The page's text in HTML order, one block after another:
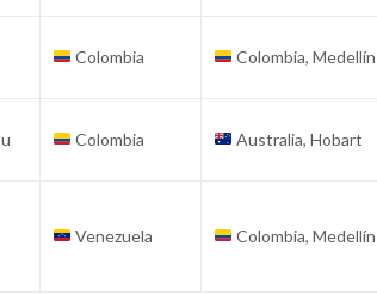
Colombia Colombia, Medellín
Colombia Australia, Hobart
Venezuela Colombia, Medellín